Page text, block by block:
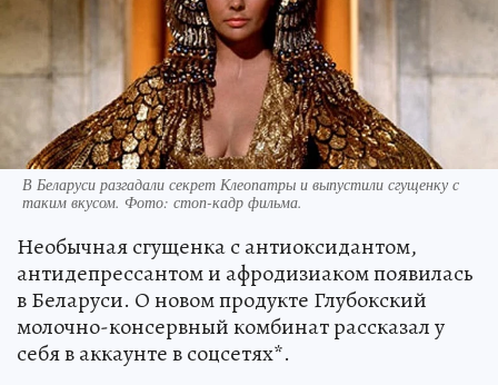
В Беларуси разгадали секрет Клеопатры и выпустили сгущенку с
таким вкусом. Фото: стоп-кадр фильма.
Необычная сгущенка с антиоксидантом,
антидепрессантом и афродизиаком появилась
в Беларуси. О новом продукте Глубокский
молочно-консервный комбинат рассказал у
себя в аккаунте в соцсетях*.